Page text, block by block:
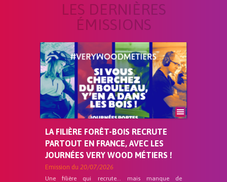
LES DERNIÈRES
ÉMISSIONS
LA FILIÈRE FORÊT-BOIS RECRUTE
PARTOUT EN FRANCE, AVEC LES
JOURNÉES VERY WOOD MÉTIERS !
Emission du 20/07/2026
Une filière qui recrute… mais manque de